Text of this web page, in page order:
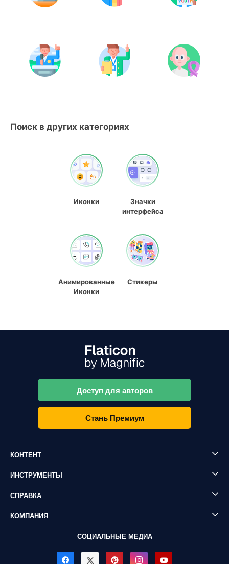
Поиск в других категориях
Иконки
Значки
интерфейса
Анимированные
Иконки
Стикеры
Доступ для авторов
Стань Премиум
КОНТЕНТ
ИНСТРУМЕНТЫ
СПРАВКА
КОМПАНИЯ
СОЦИАЛЬНЫЕ МЕДИА